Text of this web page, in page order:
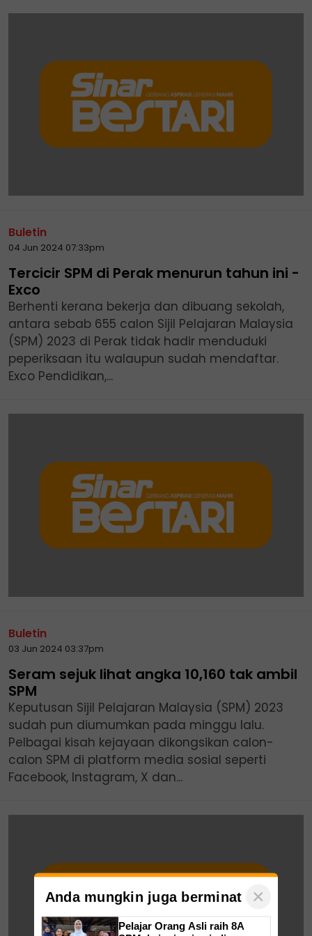
Buletin
04 Jun 2024 07:33pm
Tercicir SPM di Perak menurun tahun ini -
Exco
Berhenti kerana bekerja dan dibuang sekolah,
antara sebab 655 calon Sijil Pelajaran Malaysia
(SPM) 2023 di Perak tidak hadir menduduki
peperiksaan itu walaupun sudah mendaftar.
Exco Pendidikan,...
Buletin
03 Jun 2024 03:37pm
Seram sejuk lihat angka 10,160 tak ambil
SPM
Keputusan Sijil Pelajaran Malaysia (SPM) 2023
sudah pun diumumkan pada minggu lalu.
Pelbagai kisah kejayaan dikongsikan calon-
calon SPM di platform media sosial seperti
Facebook, Instagram, X dan...
Anda mungkin juga berminat ×
Pelajar Orang Asli raih 8A